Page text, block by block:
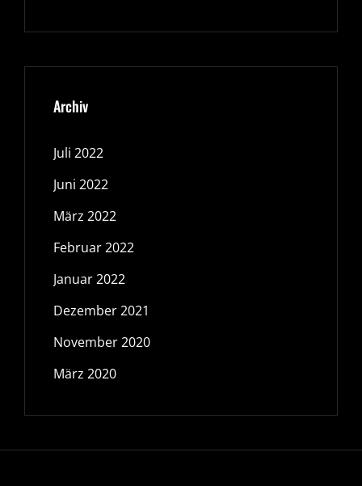
Archiv
Juli 2022
Juni 2022
März 2022
Februar 2022
Januar 2022
Dezember 2021
November 2020
März 2020